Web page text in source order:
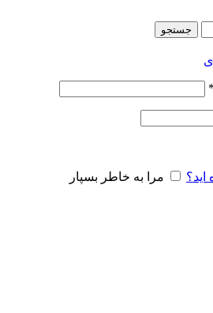
جستجو
*
مرا به خاطر بسپار